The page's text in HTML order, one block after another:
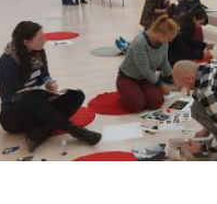
Nyári
MOKK-nál!